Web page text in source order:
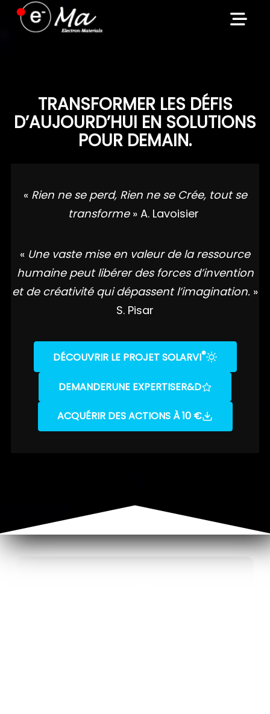
Skip
TRANSFORMER LES DÉFIS
D’AUJOURD’HUI EN SOLUTIONS
POUR DEMAIN.
« Rien ne se perd, Rien ne se Crée, tout se
transforme » A. Lavoisier
« Une vaste mise en valeur de la ressource
humaine peut libérer des forces d’invention
et de créativité qui dépassent l’imagination. »
S. Pisar
DÉCOUVRIR LE PROJET SOLARVI®
DEMANDERUNE EXPERTISER&D
ACQUÉRIR DES ACTIONS À 10 €